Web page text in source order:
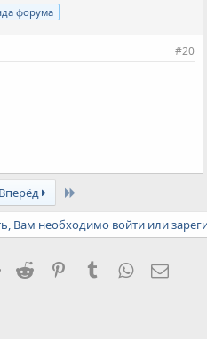
форума
#20
Вперёд Last
Вам необходимо войти или
Google+
Reddit PinterestTumblrWhatsApp